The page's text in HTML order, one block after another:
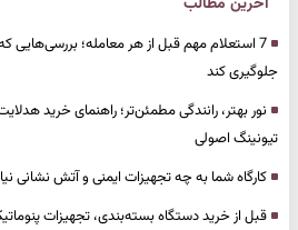
7 استعلام مهم قبل از هر معامله؛ بررسی‌هایی
جلوگیری کند
نور بهتر، رانندگی مطمئن‌تر؛ راهنمای خرید
تیونینگ اصولی
کارگاه شما به چه تجهیزات ایمنی و آتش نشانی
قبل از خرید دستگاه بسته‌بندی، تجهیزات